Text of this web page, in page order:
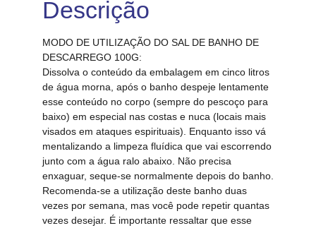
Descrição
MODO DE UTILIZAÇÃO DO SAL DE BANHO DE
DESCARREGO 100G:
Dissolva o conteúdo da embalagem em cinco litros
de água morna, após o banho despeje lentamente
esse conteúdo no corpo (sempre do pescoço para
baixo) em especial nas costas e nuca (locais mais
visados em ataques espirituais). Enquanto isso vá
mentalizando a limpeza fluídica que vai escorrendo
junto com a água ralo abaixo. Não precisa
enxaguar, seque-se normalmente depois do banho.
Recomenda-se a utilização deste banho duas
vezes por semana, mas você pode repetir quantas
vezes desejar. É importante ressaltar que esse